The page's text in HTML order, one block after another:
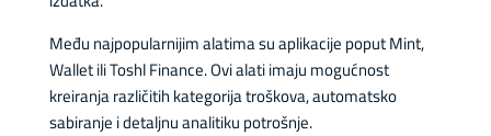
Među najpopularnijim alatima su aplikacije poput Mint,
Wallet ili Toshl Finance. Ovi alati imaju mogućnost
kreiranja različitih kategorija troškova, automatsko
sabiranje i detaljnu analitiku potrošnje.